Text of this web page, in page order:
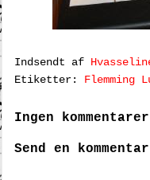
Indsendt af
Etiketter: Flemming
Ingen
Send en kommentar